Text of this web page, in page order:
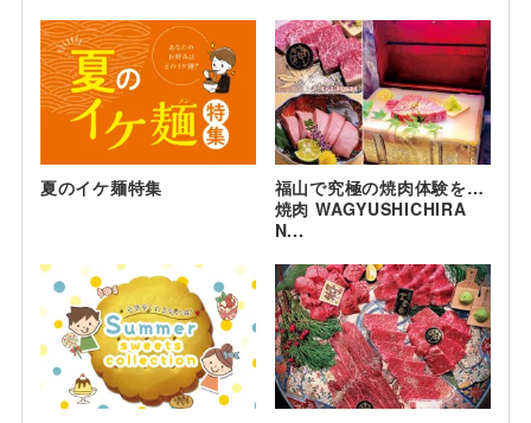
夏のイケ麺特集
福山で究極の焼肉体験を…
焼肉 WAGYUSHICHIRA
N...